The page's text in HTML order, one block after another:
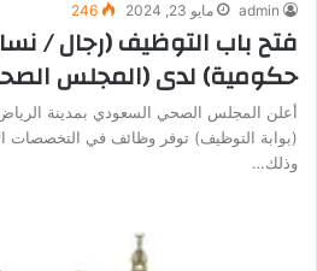
admin مايو 23, 2024 246
فتح باب التوظيف (رجال /
حكومية) لدى (المجلس
أعلن المجلس الصحي السعودي بمدينة
(بوابة التوظيف) توفر وظائف في التخصصات
وذلك…